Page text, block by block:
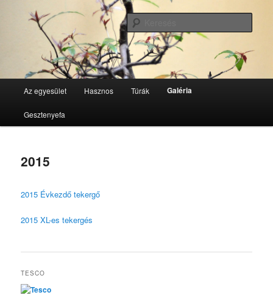
GesztenyeKék
GesztenyeKék Természetbarát Egyesület honlapja
Az egyesület Hasznos Túrák Galéria
Gesztenyefa
2015
2015 Évkezdő tekergő
2015 XL-es tekergés
TESCO